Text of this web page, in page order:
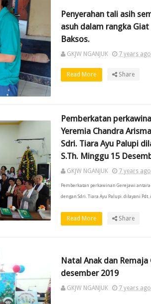
Penyerahan tali asih
asuh dalam rangka
Baksos.
GKJW NGANJUK 7 years ago
Read More Share
Pemberkatan
Yeremia Chandra
Sdri. Tiara Ayu Palupi
S.Th. Minggu 15
GKJW NGANJUK 7 years ago
Pemberkatan perkawinan Gerejawi antara
dengan Sdri. Tiara Ayu Palupi. dilayani Pdt.
Read More Share
Natal Anak dan Remaja
desember 2019
GKJW NGANJUK 7 years ago